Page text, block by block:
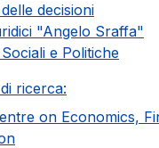
decisioni
"Angelo Sraffa"
e Politiche
ricerca:
on Economics,